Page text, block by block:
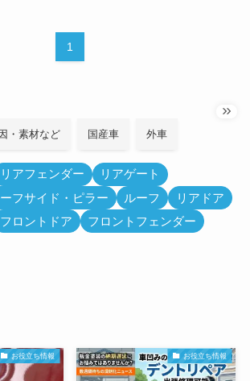
1
・素材など 国産車 外車
リアフェンダー
リアゲート
フサイド・ピラー ルーフ
リアドア
フロントドア フロントフェンダー
お役立ち情報 お役立ち情報